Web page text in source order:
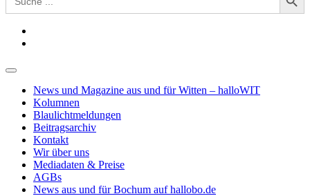
for:
News und Magazine aus und für Witten – halloWIT
Kolumnen
Blaulichtmeldungen
Beitragsarchiv
Kontakt
Wir über uns
Mediadaten & Preise
AGBs
News aus und für Bochum auf hallobo.de